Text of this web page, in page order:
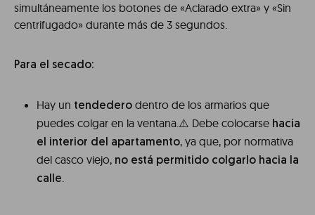
simultáneamente los botones de «Aclarado extra» y «Sin
centrifugado» durante más de 3 segundos.
Para el secado:
Hay un tendedero dentro de los armarios que
puedes colgar en la ventana.⚠️ Debe colocarse hacia
el interior del apartamento, ya que, por normativa
del casco viejo, no está permitido colgarlo hacia la
calle.